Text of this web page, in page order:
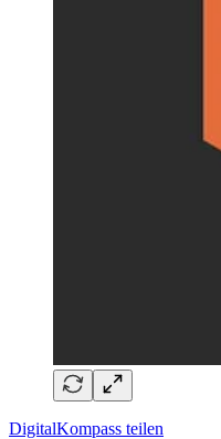
DigitalKompass teilen